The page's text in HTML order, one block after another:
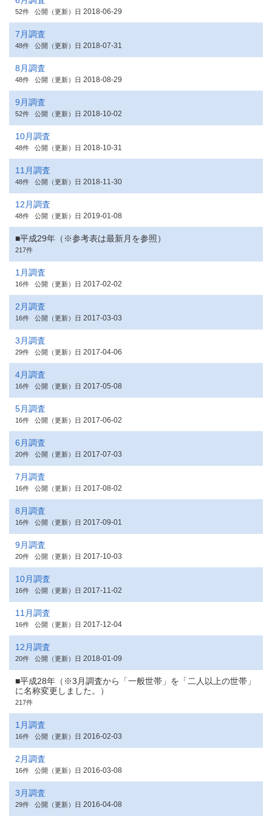
52件 公開（更新）日 2018-06-29
7月調査
48件 公開（更新）日 2018-07-31
8月調査
48件 公開（更新）日 2018-08-29
9月調査
52件 公開（更新）日 2018-10-02
10月調査
48件 公開（更新）日 2018-10-31
11月調査
48件 公開（更新）日 2018-11-30
12月調査
48件 公開（更新）日 2019-01-08
■平成29年（※参考表は最新月を参照）
217件
1月調査
16件 公開（更新）日 2017-02-02
2月調査
16件 公開（更新）日 2017-03-03
3月調査
29件 公開（更新）日 2017-04-06
4月調査
16件 公開（更新）日 2017-05-08
5月調査
16件 公開（更新）日 2017-06-02
6月調査
20件 公開（更新）日 2017-07-03
7月調査
16件 公開（更新）日 2017-08-02
8月調査
16件 公開（更新）日 2017-09-01
9月調査
20件 公開（更新）日 2017-10-03
10月調査
16件 公開（更新）日 2017-11-02
11月調査
16件 公開（更新）日 2017-12-04
12月調査
20件 公開（更新）日 2018-01-09
■平成28年（※3月調査から「一般世帯」を「二人以上の世帯」
に名称変更しました。）
217件
1月調査
16件 公開（更新）日 2016-02-03
2月調査
16件 公開（更新）日 2016-03-08
3月調査
29件 公開（更新）日 2016-04-08